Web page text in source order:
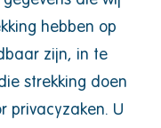
hebben op
zijn, in te
strekking doen
privacyzaken. U